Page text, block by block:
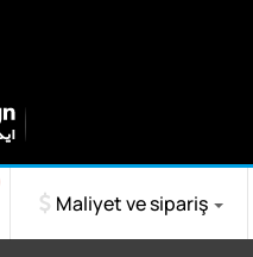
Maliyet ve sipariş